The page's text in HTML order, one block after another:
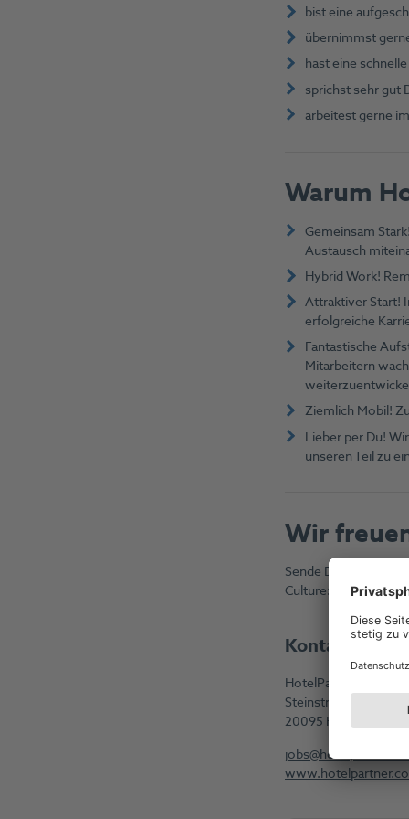
bist eine
übernimmst
hast eine
sprichst sehr gut
arbeitest gerne
Warum
Gemeinsam
Austausch
Hybrid Work!
Attraktiver Start!
erfolgreiche
Fantastische
Mitarbeitern
Ziemlich Mobil!
Lieber per Du!
unseren Teil zu
Wir
Sende Dein
Culture:
Kontakt
HotelPartner
Steinstraße 27
20095 Hamburg